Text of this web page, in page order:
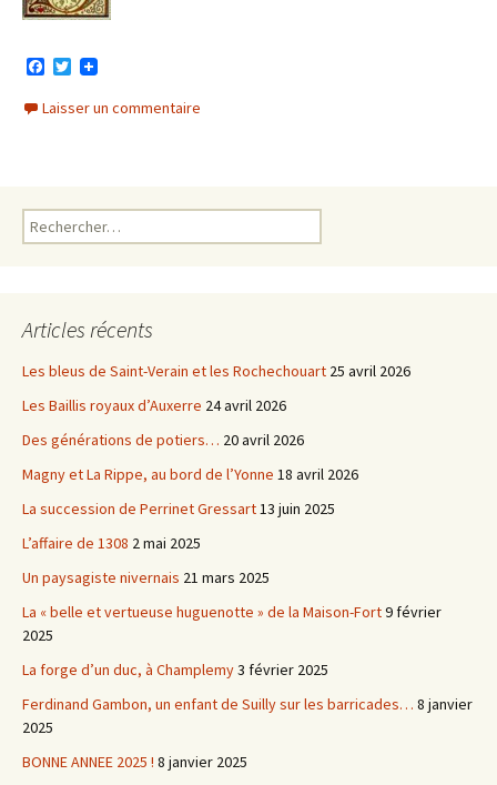
c
e
T
i
t
Laisser un commentaire
Rechercher :
Articles récents
Les bleus de Saint-Verain et les Rochechouart 25 avril 2026
Les Baillis royaux d’Auxerre 24 avril 2026
Des générations de potiers… 20 avril 2026
Magny et La Rippe, au bord de l’Yonne 18 avril 2026
La succession de Perrinet Gressart13 juin 2025
L’affaire de 1308 2 mai 2025
Un paysagiste nivernais 21 mars 2025
La « belle et vertueuse huguenotte » de la Maison-Fort9 février
2025
La forge d’un duc, à Champlemy3 février 2025
Ferdinand Gambon, un enfant de Suilly sur les barricades… 8 janvier
2025
BONNE ANNEE 2025 ! 8 janvier 2025